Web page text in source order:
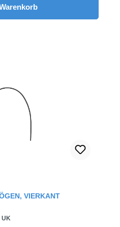
von 0 von 5 Sternen
VIERKANT
UK